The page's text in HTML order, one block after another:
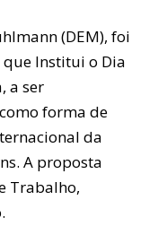
(DEM), foi
Institui o Dia
a ser
forma de
da
A proposta
Trabalho,